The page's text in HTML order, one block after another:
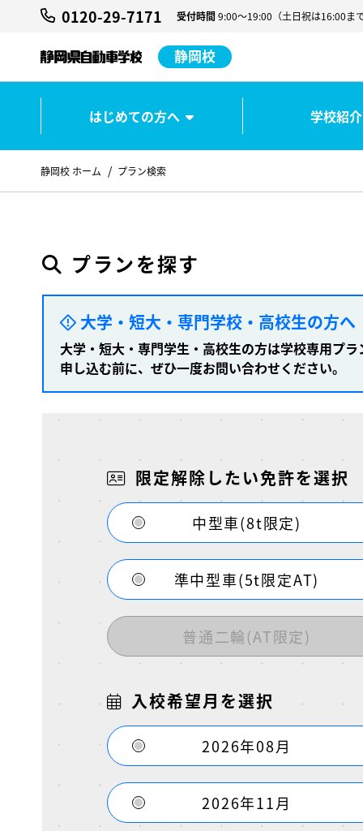
0120-29-7171 受付時間 9:00～19:00（土日祝は16:00ま
静岡校
はじめての方へ 学校紹介
静岡校 ホーム プラン検索
プランを探す
大学・短大・専門学校・高校生の方へ
大学・短大・専門学生・高校生の方は学校専用プ
申し込む前に、ぜひ一度お問い合わせください。
限定解除したい免許を選択
中型車(8t限定)
準中型車(5t限定AT)
普通二輪(AT限定)
入校希望月を選択
2026年08月
2026年11月